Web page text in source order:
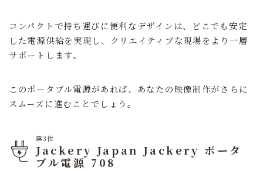
コンパクトで持ち運びに便利なデザインは、どこでも安定
した電源供給を実現し、クリエイティブな現場をより一層
サポートします。
このポータブル電源があれば、あなたの映像制作がさらに
スムーズに進むことでしょう。
第3位
Jackery Japan Jackery ポータ
ブル電源 708